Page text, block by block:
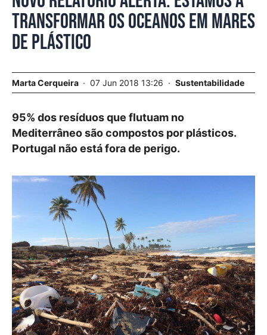
transformar os oceanos em mares
de plástico
Marta Cerqueira 07 Jun 2018 13:26 Sustentabilidade
95% dos resíduos que flutuam no
Mediterrâneo são compostos por plásticos.
Portugal não está fora de perigo.